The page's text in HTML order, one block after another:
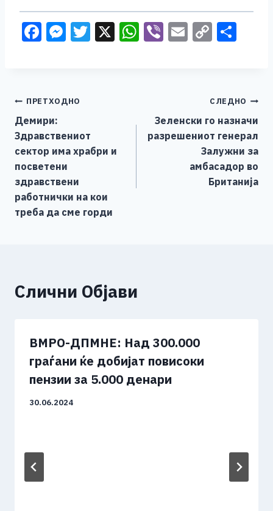
F
b
o
o
k
M
n
g
er
T X W
p
p
Vi E C
Li
n
k
Навигација
на
напис
ПРЕТХОДНО
Демири:
Здравствениот
сектор има храбри и
посветени
здравствени
работнички на кои
треба да сме горди
СЛЕДНО
Зеленски го назначи
разрешениот генерал
Залужни за
амбасадор во
Британија
Слични Објави
ВМРО-ДПМНЕ: Над 300.000
граѓани ќе добијат повисоки
пензии за 5.000 денари
30.06.2024